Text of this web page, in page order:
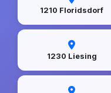
1210 Floridsdorf
1230 Liesing